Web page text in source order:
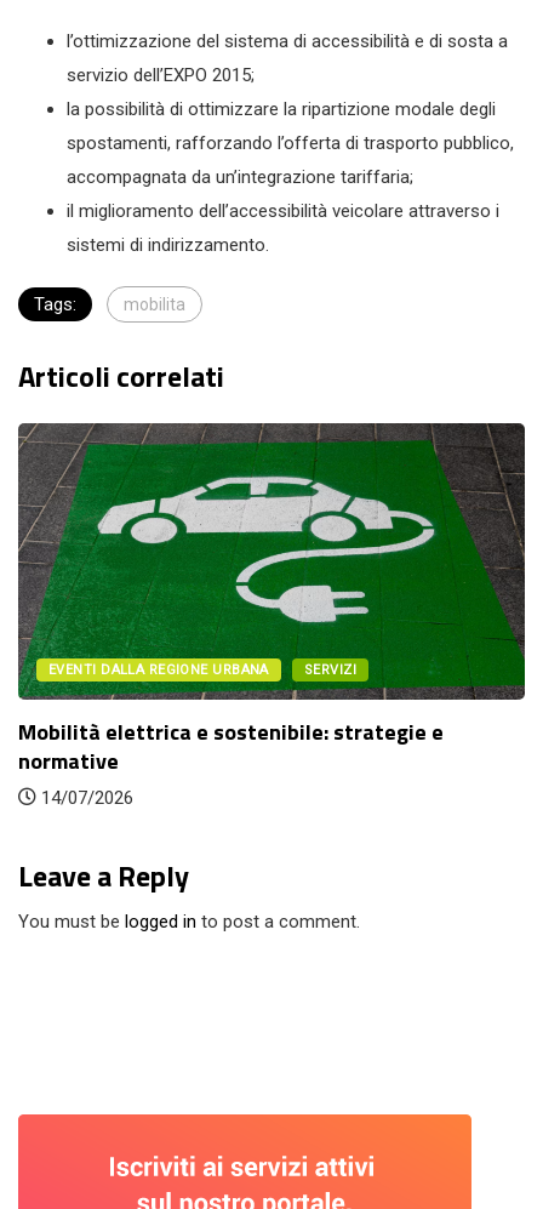
l’ottimizzazione del sistema di accessibilità e di sosta a
servizio dell’EXPO 2015;
la possibilità di ottimizzare la ripartizione modale degli
spostamenti, rafforzando l’offerta di trasporto pubblico,
accompagnata da un’integrazione tariffaria;
il miglioramento dell’accessibilità veicolare attraverso i
sistemi di indirizzamento.
Tags: mobilita
Articoli correlati
EVENTI DALLA REGIONE URBANA SERVIZI
Mobilità elettrica e sostenibile: strategie e
normative
14/07/2026
Leave a Reply
You must be logged in to post a comment.